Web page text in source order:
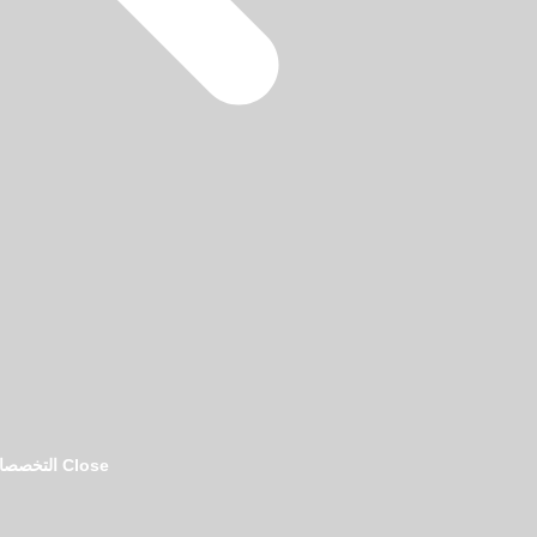
Close التخصصات القانونية